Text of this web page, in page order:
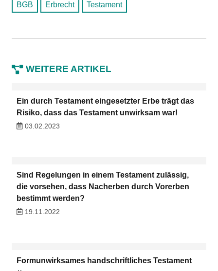
BGB Erbrecht Testament
WEITERE ARTIKEL
Ein durch Testament eingesetzter Erbe trägt das
Risiko, dass das Testament unwirksam war!
03.02.2023
Sind Regelungen in einem Testament zulässig,
die vorsehen, dass Nacherben durch Vorerben
bestimmt werden?
19.11.2022
Formunwirksames handschriftliches Testament